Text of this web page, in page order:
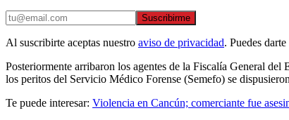
Suscribirme
Al suscribirte aceptas nuestro aviso de privacidad. Puedes
Posteriormente arribaron los agentes de la Fiscalía General del
los peritos del Servicio Médico Forense (Semefo) se
Te puede interesar: Violencia en Cancún; comerciante fue